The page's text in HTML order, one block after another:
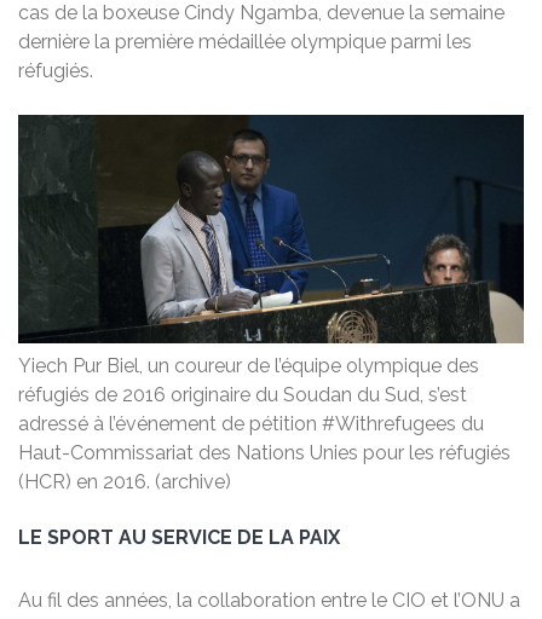
cas de la boxeuse Cindy Ngamba, devenue la semaine
dernière la première médaillée olympique parmi les
réfugiés.
Yiech Pur Biel, un coureur de l’équipe olympique des
réfugiés de 2016 originaire du Soudan du Sud, s’est
adressé à l’événement de pétition #Withrefugees du
Haut-Commissariat des Nations Unies pour les réfugiés
(HCR) en 2016. (archive)
LE SPORT AU SERVICE DE LA PAIX
Au fil des années, la collaboration entre le CIO et l’ONU a